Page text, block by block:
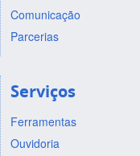
Comunicação
Parcerias
Serviços
Ferramentas
Ouvidoria